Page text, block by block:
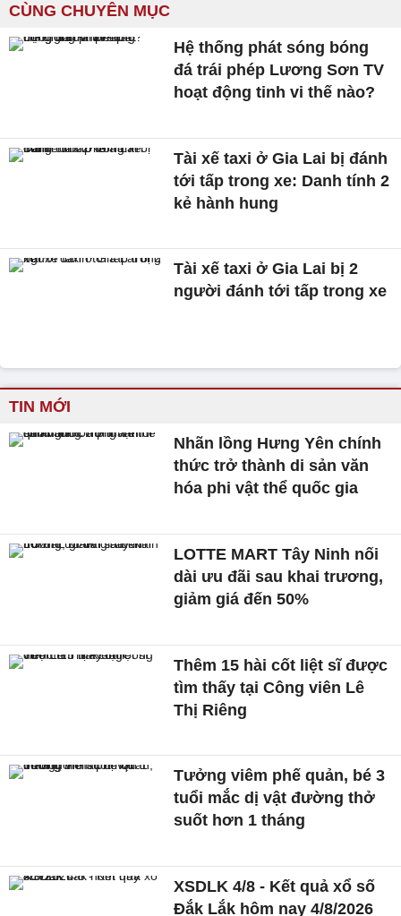
CÙNG CHUYÊN MỤC
Hệ thống phát sóng bóng
đá trái phép Lương Sơn TV
hoạt động tinh vi thế nào?
Tài xế taxi ở Gia Lai bị đánh
tới tấp trong xe: Danh tính 2
kẻ hành hung
Tài xế taxi ở Gia Lai bị 2
người đánh tới tấp trong xe
TIN MỚI
Nhãn lồng Hưng Yên chính
thức trở thành di sản văn
hóa phi vật thể quốc gia
LOTTE MART Tây Ninh nối
dài ưu đãi sau khai trương,
giảm giá đến 50%
Thêm 15 hài cốt liệt sĩ được
tìm thấy tại Công viên Lê
Thị Riêng
Tưởng viêm phế quản, bé 3
tuổi mắc dị vật đường thở
suốt hơn 1 tháng
XSDLK 4/8 - Kết quả xổ số
Đắk Lắk hôm nay 4/8/2026